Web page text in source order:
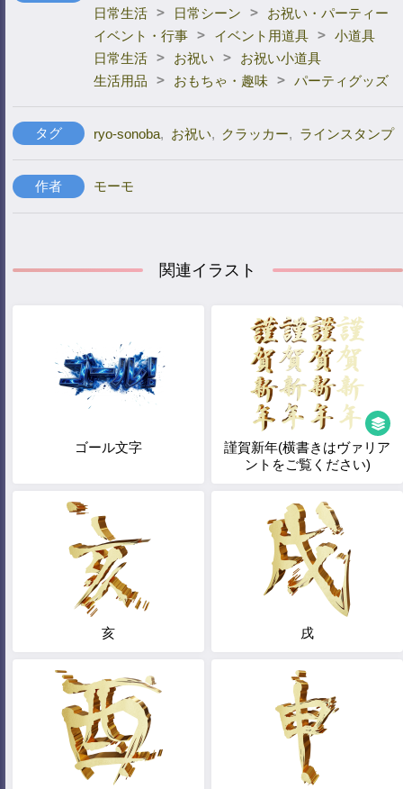
日常生活 > 日常シーン >
お祝い・パーティー
イベント・行事 > イベント用道具 > 小道具
日常生活 > お祝い >
お祝い小道具
生活用品
> おもちゃ・趣味 > パーティグッズ
タグ ryo-sonoba, お祝い, クラッカー, ラインスタンプ
作者 モーモ
関連イラスト
ゴール文字
謹賀新年(横書きはヴァリア
ントをご覧ください)
亥 戌